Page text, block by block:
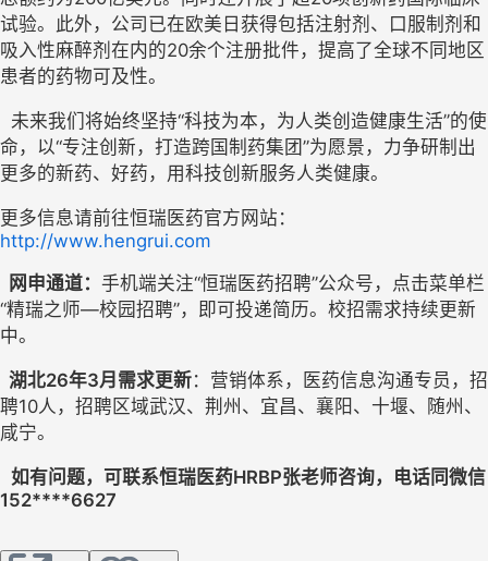
试验。此外，公司已在欧美日获得包括注射剂、口服制剂和
吸入性麻醉剂在内的20余个注册批件，提高了全球不同地区
患者的药物可及性。
未来我们将始终坚持“科技为本，为人类创造健康生活”的使
命，以“专注创新，打造跨国制药集团”为愿景，力争研制出
更多的新药、好药，用科技创新服务人类健康。
更多信息请前往恒瑞医药官方网站：
http://www.hengrui.com
网申通道： 手机端关注“恒瑞医药招聘”公众号，点击菜单栏
“精瑞之师—校园招聘”，即可投递简历。校招需求持续更新
中。
湖北26年3月需求更新：营销体系，医药信息沟通专员，招
聘10人，招聘区域武汉、荆州、宜昌、襄阳、十堰、随州、
咸宁。
如有问题，可联系恒瑞医药HRBP张老师咨询，电话同微信
152****6627